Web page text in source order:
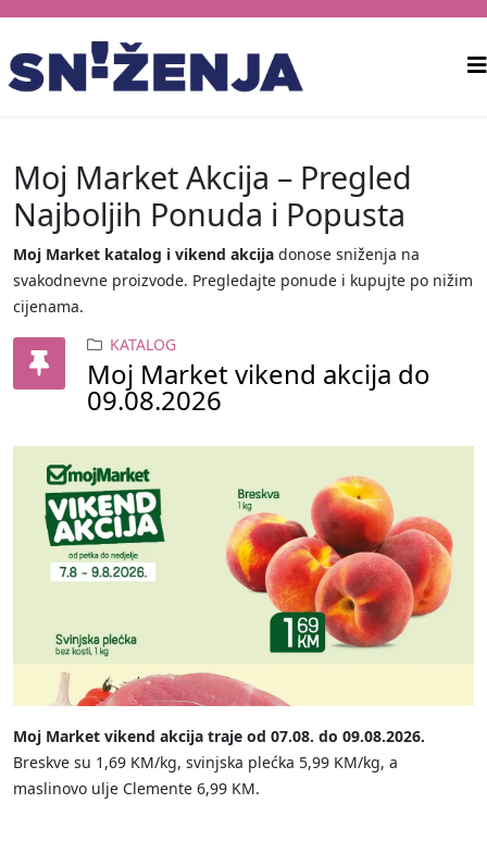
Moj Market Akcija – Pregled
Najboljih Ponuda i Popusta
Moj Market katalog i vikend akcija donose sniženja na
svakodnevne proizvode. Pregledajte ponude i kupujte po nižim
cijenama.
KATALOG
Moj Market vikend akcija do
09.08.2026
Moj Market vikend akcija traje od 07.08. do 09.08.2026.
Breskve su 1,69 KM/kg, svinjska plećka 5,99 KM/kg, a
maslinovo ulje Clemente 6,99 KM.